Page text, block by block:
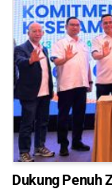
Dukung Penuh